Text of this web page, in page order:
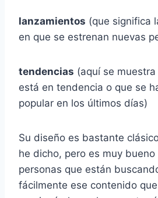
lanzamientos (que significa
en que se estrenan nuevas
tendencias (aquí se
está en tendencia o que se
popular en los últimos días)
Su diseño es bastante
he dicho, pero es muy bueno
personas que están
fácilmente ese contenido